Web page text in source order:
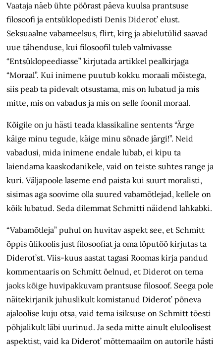
Vaataja näeb ühte pöörast päeva kuulsa prantsuse
filosoofi ja entsüklopedisti Denis Diderot’ elust.
Seksuaalne vabameelsus, flirt, kirg ja abielutülid saavad
uue tähenduse, kui filosoofil tuleb valmivasse
“Entsüklopeediasse” kirjutada artikkel pealkirjaga
“Moraal”. Kui inimene puutub kokku moraali mõistega,
siis peab ta pidevalt otsustama, mis on lubatud ja mis
mitte, mis on vabadus ja mis on selle foonil moraal.
Kõigile on ju hästi teada klassikaline sentents “Ärge
käige minu tegude, käige minu sõnade järgi!”. Neid
vabadusi, mida inimene endale lubab, ei kipu ta
laiendama kaaskodanikele, vaid on teiste suhtes range ja
kuri. Väljapoole laseme end paista kui suurt moralisti,
sisimas aga soovime olla suured vabamõtlejad, kellele on
kõik lubatud. Seda dilemmat Schmitti näidend lahkabki.
“Vabamõtleja” puhul on huvitav aspekt see, et Schmitt
õppis ülikoolis just filosoofiat ja oma lõputöö kirjutas ta
Diderot’st. Viis-kuus aastat tagasi Roomas kirja pandud
kommentaaris on Schmitt öelnud, et Diderot on tema
jaoks kõige huvipakkuvam prantsuse filosoof. Seega pole
näitekirjanik juhuslikult komistanud Diderot’ põneva
ajaloolise kuju otsa, vaid tema isiksuse on Schmitt tõesti
põhjalikult läbi uurinud. Ja seda mitte ainult eluloolisest
aspektist, vaid ka Diderot’ mõttemaailm on autorile hästi